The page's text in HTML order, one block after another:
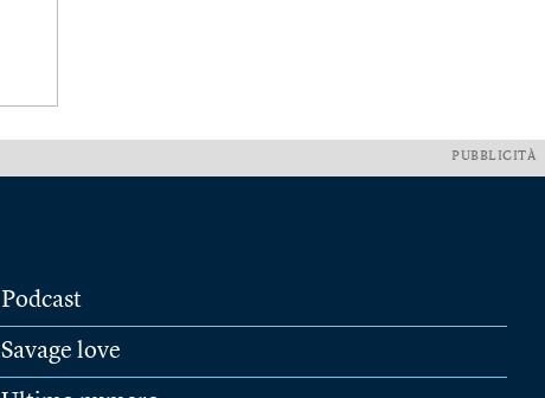
PUBBLICITÀ
Podcast
Savage love